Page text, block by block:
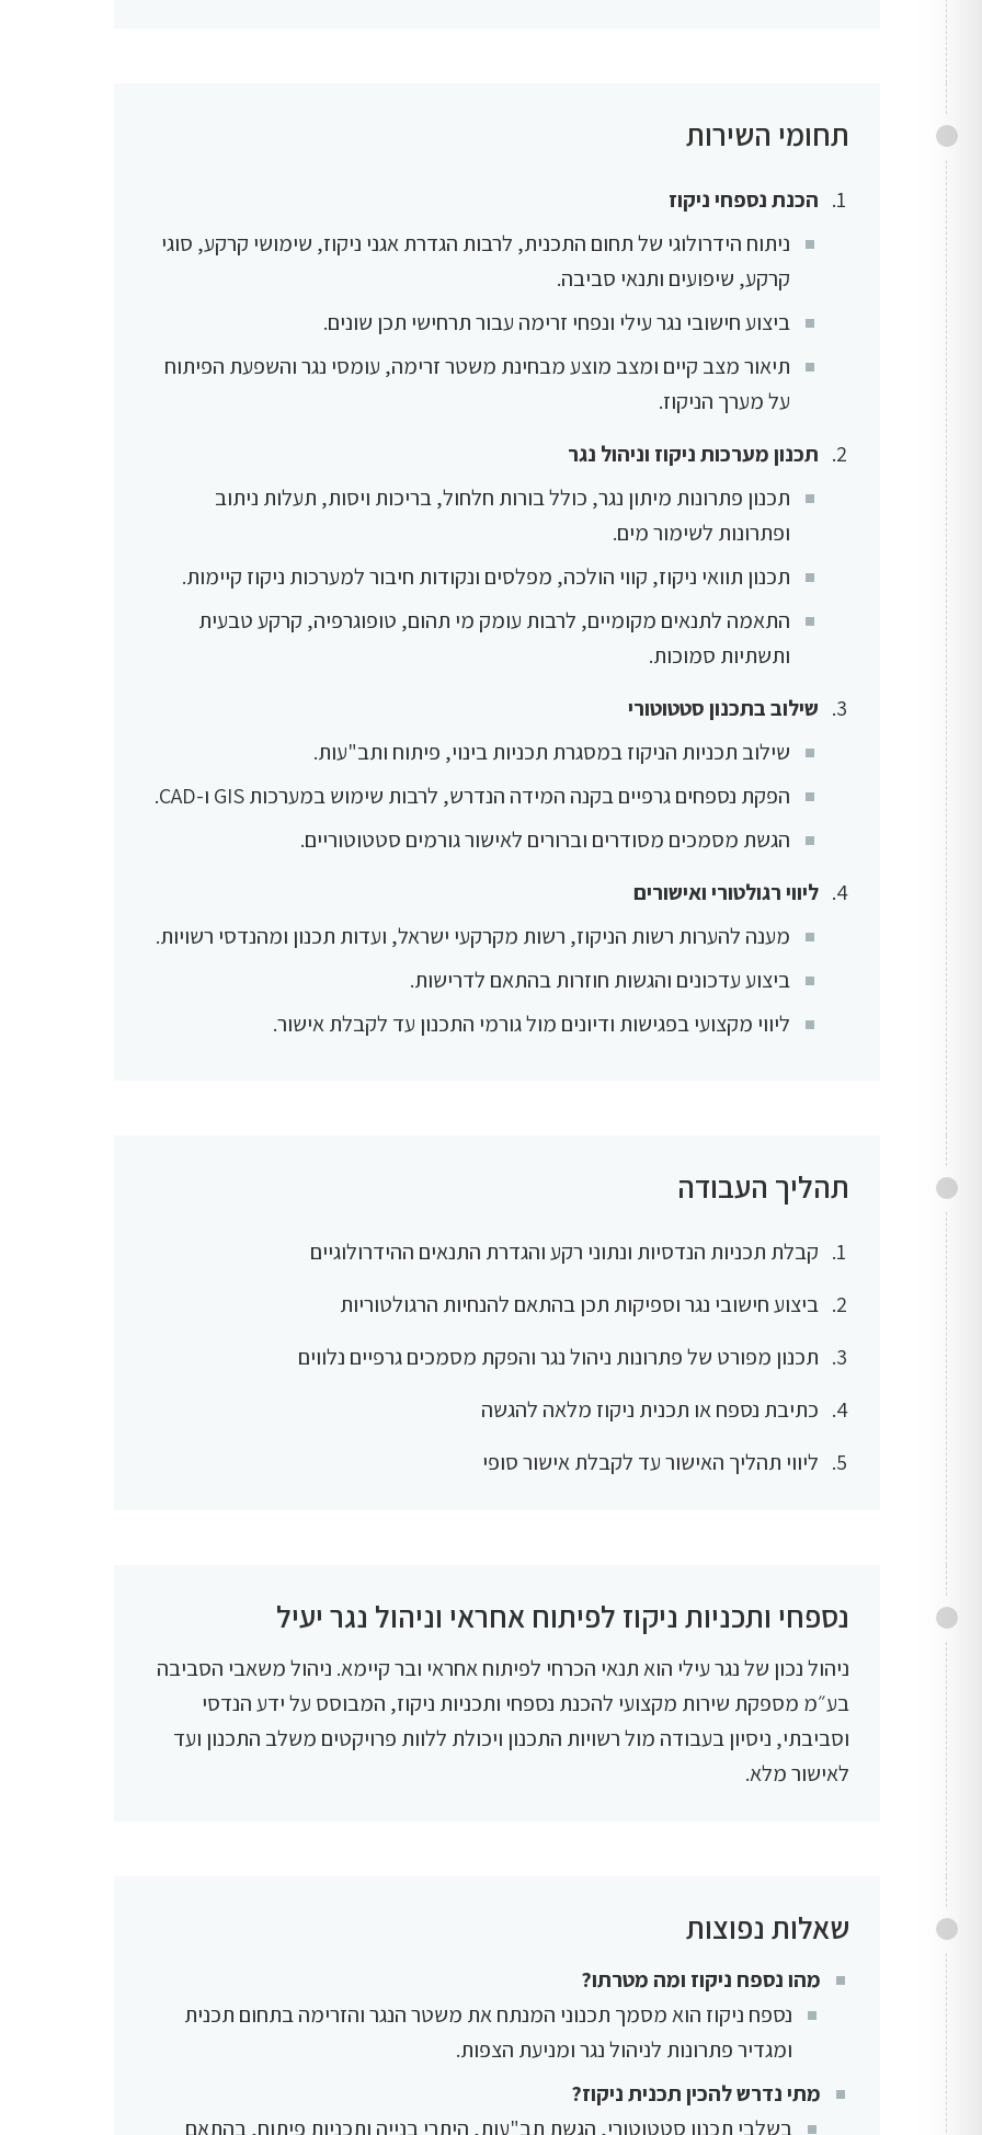
תחומי השירות
הכנת נספחי ניקוז
ניתוח הידרולוגי של תחום התכנית, לרבות הגדרת אגני ניקוז, שימושי קרקע, סוגי
קרקע, שיפועים ותנאי סביבה.
ביצוע חישובי נגר עילי ונפחי זרימה עבור תרחישי תכן שונים.
תיאור מצב קיים ומצב מוצע מבחינת משטר זרימה, עומסי נגר והשפעת הפיתוח
על מערך הניקוז.
תכנון מערכות ניקוז וניהול נגר
תכנון פתרונות מיתון נגר, כולל בורות חלחול, בריכות ויסות, תעלות ניתוב
ופתרונות לשימור מים.
תכנון תוואי ניקוז, קווי הולכה, מפלסים ונקודות חיבור למערכות ניקוז קיימות.
התאמה לתנאים מקומיים, לרבות עומק מי תהום, טופוגרפיה, קרקע טבעית
ותשתיות סמוכות.
שילוב בתכנון סטטוטורי
שילוב תכניות הניקוז במסגרת תכניות בינוי, פיתוח ותב"עות.
הפקת נספחים גרפיים בקנה המידה הנדרש, לרבות שימוש במערכות GIS ו-CAD.
הגשת מסמכים מסודרים וברורים לאישור גורמים סטטוטוריים.
ליווי רגולטורי ואישורים
מענה להערות רשות הניקוז, רשות מקרקעי ישראל, ועדות תכנון ומהנדסי רשויות.
ביצוע עדכונים והגשות חוזרות בהתאם לדרישות.
ליווי מקצועי בפגישות ודיונים מול גורמי התכנון עד לקבלת אישור.
תהליך העבודה
קבלת תכניות הנדסיות ונתוני רקע והגדרת התנאים ההידרולוגיים
ביצוע חישובי נגר וספיקות תכן בהתאם להנחיות הרגולטוריות
תכנון מפורט של פתרונות ניהול נגר והפקת מסמכים גרפיים נלווים
כתיבת נספח או תכנית ניקוז מלאה להגשה
ליווי תהליך האישור עד לקבלת אישור סופי
נספחי ותכניות ניקוז לפיתוח אחראי וניהול נגר יעיל
ניהול נכון של נגר עילי הוא תנאי הכרחי לפיתוח אחראי ובר קיימא. ניהול משאבי הסביבה
בע״מ מספקת שירות מקצועי להכנת נספחי ותכניות ניקוז, המבוסס על ידע הנדסי
וסביבתי, ניסיון בעבודה מול רשויות התכנון ויכולת ללוות פרויקטים משלב התכנון ועד
לאישור מלא.
שאלות נפוצות
מהו נספח ניקוז ומה מטרתו?
נספח ניקוז הוא מסמך תכנוני המנתח את משטר הנגר והזרימה בתחום תכנית
ומגדיר פתרונות לניהול נגר ומניעת הצפות.
מתי נדרש להכין תכנית ניקוז?
בשלבי תכנון סטטוטורי, הגשת תב"עות, היתרי בנייה ותכניות פיתוח, בהתאם